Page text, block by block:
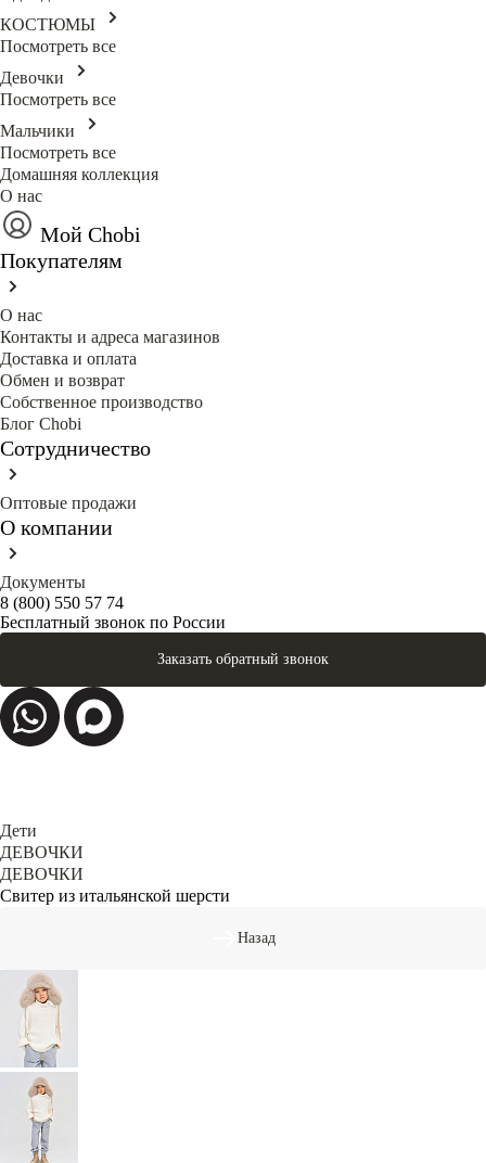
КОСТЮМЫ
Посмотреть все
Девочки
Посмотреть все
Мальчики
Посмотреть все
Домашняя коллекция
О нас
Мой Chobi
Покупателям
О нас
Контакты и адреса магазинов
Доставка и оплата
Обмен и возврат
Собственное производство
Блог Сhobi
Сотрудничество
Оптовые продажи
О компании
Документы
8 (800) 550 57 74
Бесплатный звонок по России
Заказать обратный звонок
Дети
ДЕВОЧКИ
ДЕВОЧКИ
Свитер из итальянской шерсти
Назад